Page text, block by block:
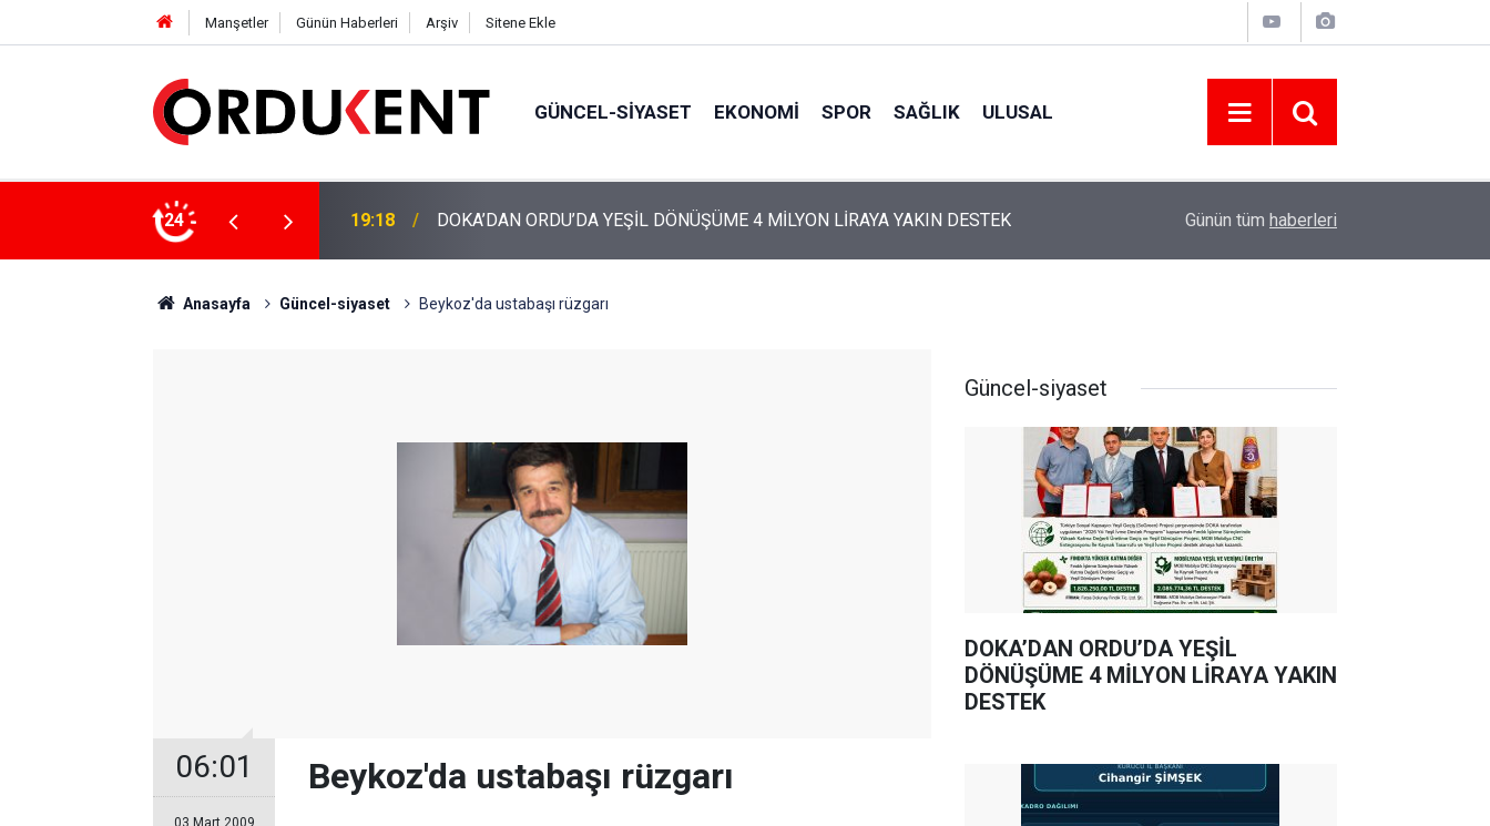
Manşetler Günün Haberleri Arşiv Sitene Ekle
GÜNCEL-SIYASET EKONOMI SPOR SAĞLIK ULUSAL
24
4 MİLYON LİRAYA YAKIN DESTEK 12:46 YENİ PARTİ’NİN ORDU’DAKİ 69 KİŞİLİK KURUCU KADROSU AÇIKLANDI YENİ PARTİ ALTINORDU’DA KURUCU
Günün tüm haberleri
Anasayfa Güncel-siyaset Beykoz'da ustabaşı rüzgarı
06:01
03 Mart 2009
Beykoz'da ustabaşı rüzgarı
Güncel-siyaset
DOKA’DAN ORDU’DA YEŞİL
DÖNÜŞÜME 4 MİLYON LİRAYA YAKIN
DESTEK